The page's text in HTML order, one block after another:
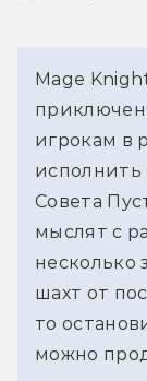
Mage
игрокам в
исполнить
Совета
мыслят с
несколько
шахт от
то
можно